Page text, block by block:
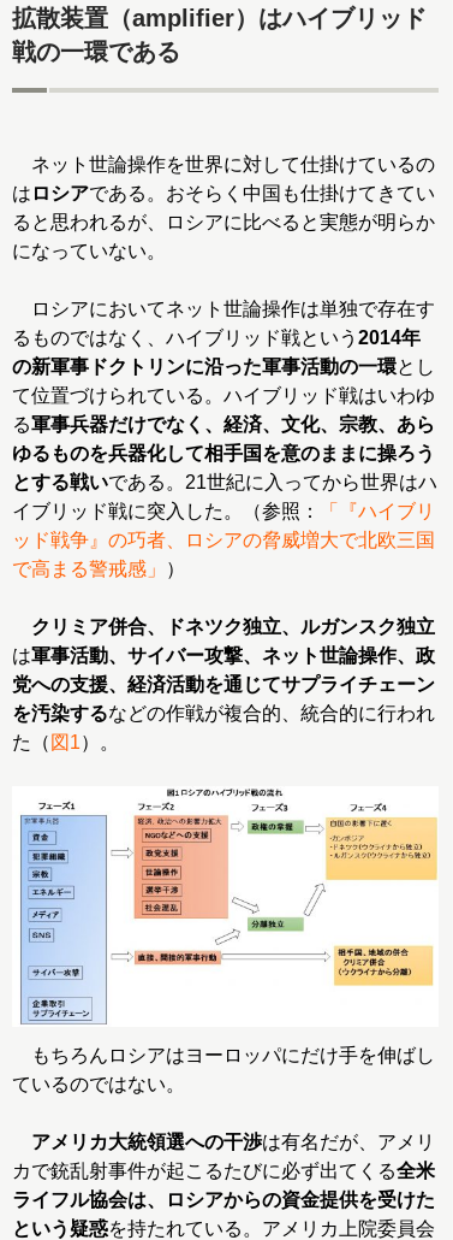
拡散装置（amplifier）はハイブリッド
戦の一環である
ネット世論操作を世界に対して仕掛けているの
は ロシアである。おそらく中国も仕掛けてきてい
ると思われるが、ロシアに比べると実態が明らか
になっていない。
ロシアにおいてネット世論操作は単独で存在す
るものではなく、ハイブリッド戦という 2014年
の新軍事ドクトリンに沿った軍事活動の一環とし
て位置づけられている。ハイブリッド戦はいわゆ
る軍事兵器だけでなく、経済、文化、宗教、あら
ゆるものを兵器化して相手国を意のままに操ろう
とする戦いである。21世紀に入ってから世界はハ
イブリッド戦に突入した。（参照：
「『ハイブリ
ッド戦争』の巧者、ロシアの脅威増大で北欧三国
で高まる警戒感」
）
クリミア併合、ドネツク独立、ルガンスク独立
は軍事活動、サイバー攻撃、ネット世論操作、政
党への支援、経済活動を通じてサプライチェーン
を汚染するなどの作戦が複合的、統合的に行われ
た（ 図1）。
もちろんロシアはヨーロッパにだけ手を伸ばし
ているのではない。
アメリカ大統領選への干渉は有名だが、アメリ
カで銃乱射事件が起こるたびに必ず出てくる全米
ライフル協会は、ロシアからの資金提供を受けた
という疑惑を持たれている。アメリカ上院委員会